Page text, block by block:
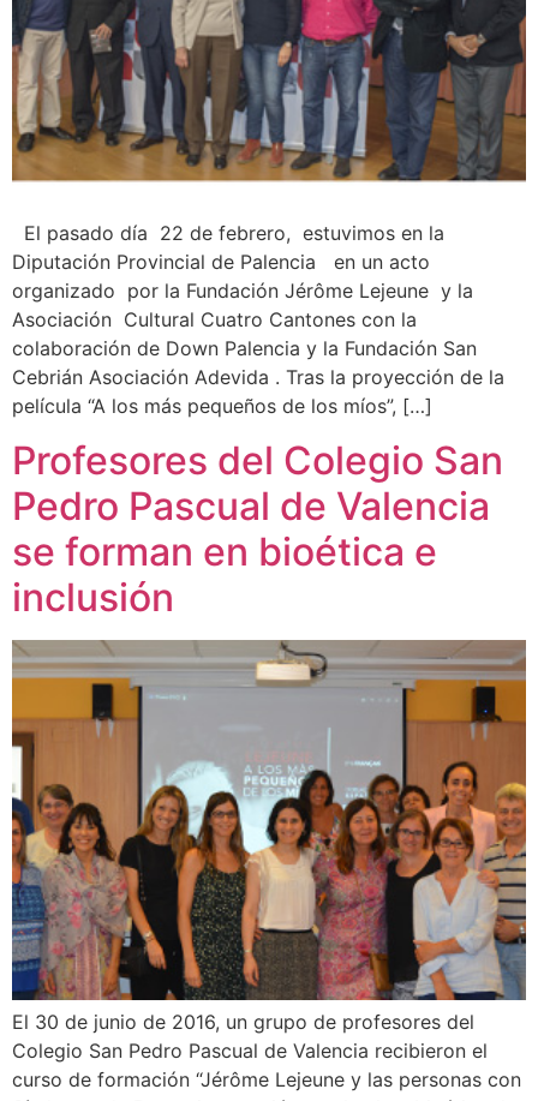
El pasado día 22 de febrero, estuvimos en la
Diputación Provincial de Palencia en un acto
organizado por la Fundación Jérôme Lejeune y la
Asociación Cultural Cuatro Cantones con la
colaboración de Down Palencia y la Fundación San
Cebrián Asociación Adevida . Tras la proyección de la
película “A los más pequeños de los míos”, […]
Profesores del Colegio San
Pedro Pascual de Valencia
se forman en bioética e
inclusión
El 30 de junio de 2016, un grupo de profesores del
Colegio San Pedro Pascual de Valencia recibieron el
curso de formación “Jérôme Lejeune y las personas con